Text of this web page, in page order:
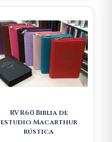
RVR60 Biblia de
estudio Macarthur
rústica